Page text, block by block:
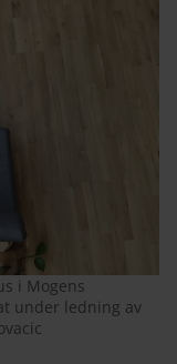
i Mogens
under ledning av